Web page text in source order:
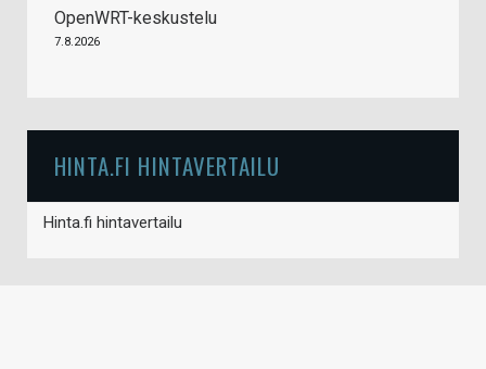
OpenWRT-keskustelu
7.8.2026
HINTA.FI HINTAVERTAILU
Hinta.fi hintavertailu